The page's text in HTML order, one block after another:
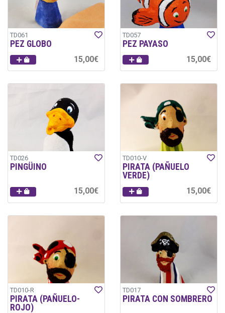
TD061
PEZ GLOBO
15,00€
TD057
PEZ PAYASO
15,00€
TD026
PINGÜINO
15,00€
TD010-V
PIRATA (PAÑUELO
VERDE)
15,00€
TD010-R
PIRATA (PAÑUELO-
ROJO)
TD017
PIRATA CON SOMBRERO